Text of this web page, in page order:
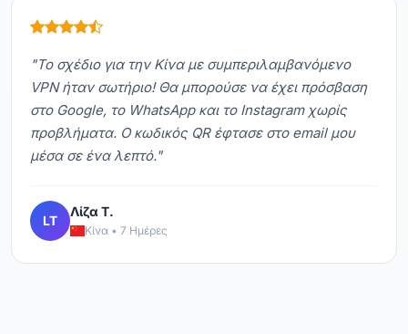
"Το σχέδιο για την Κίνα με συμπεριλαμβανόμενο
VPN ήταν σωτήριο! Θα μπορούσε να έχει πρόσβαση
στο Google, το WhatsApp και το Instagram χωρίς
προβλήματα. Ο κωδικός QR έφτασε στο email μου
μέσα σε ένα λεπτό."
LT
Λίζα Τ.
Κίνα • 7 Ημέρες